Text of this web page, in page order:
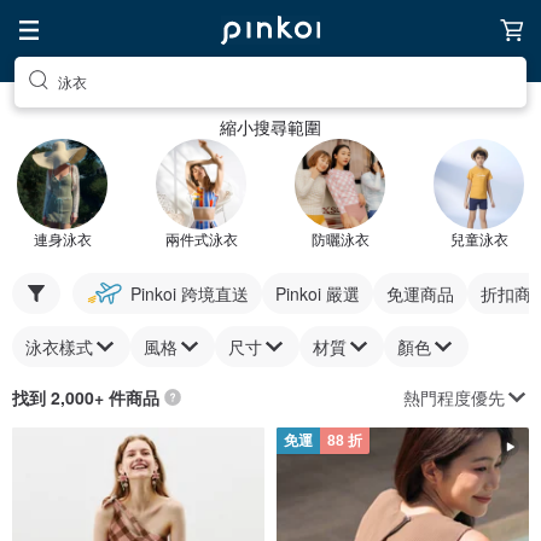
泳衣
縮小搜尋範圍
連身泳衣 兩件式泳衣 防曬泳衣 兒童泳衣
Pinkoi 跨境直送 Pinkoi 嚴選 免運商品 折扣商
泳衣樣式 風格 尺寸 材質 顏色
找到 2,000+ 件商品 熱門程度優先
免運 88 折